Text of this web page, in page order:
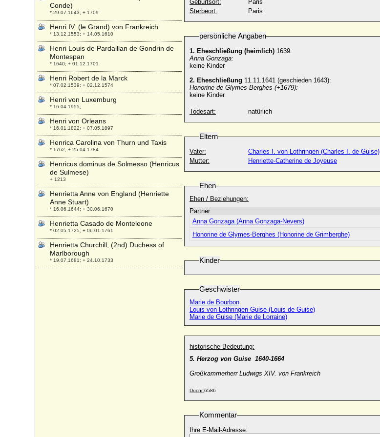
Geburtsort:
Paris
Sterbeort:
Paris
persönliche Angaben
1. Eheschließung (heimlich) 1639:
Anna Gonzaga:
keine Kinder
2. Eheschließung 11.11.1641 (geschieden 1643):
Honorine de Glymes-Berghes (+1679):
keine Kinder
Todesart: natürlich
Eltern
Vater:
Charles I. von Lothringen (Charles I. de Guise)
Mutter:
Henriette-Catherine de Joyeuse
Ehen
Ehen / Beziehungen:
Partner
Anna Gonzaga (Anna Gonzaga-Nevers)
Honorine de Glymes-Berghes (Honorine de Grimberghe)
Kinder
Geschwister
Marie de Bourbon
Louis von Lothringen-Guise (Louis de Guise)
Marie de Guise (Marie de Lorraine)
historische Bedeutung:
5. Herzog von Guise 1640-1664
Großkammerherr Ludwigs XIV. von Frankreich
Docnr:6586
Kommentar
Ihre E-Mail-Adresse:
Conde)
* 29.07.1643; + 1709
Henri IV. (le Grand) von Frankreich
* 13.12.1553; + 14.05.1610
Henri Louis de Pardaillan de Gondrin de
Montespan
* 1640; + 01.12.1701
Henri Robert de la Marck
* 07.02.1539; + 02.12.1574
Henri von Luxemburg
* 16.04.1955;
Henri von Orleans
* 16.01.1822; + 07.05.1897
Henrica Carolina von Thurn und Taxis
* 1762; + 25.04.1784
Henricus dominus de Solmesso (Henricus
de Sulmese)
+ 1213
Henrietta Anne von England (Henriette
Anne Stuart)
* 16.06.1644; + 30.06.1670
Henrietta Casado de Monteleone
* 02.05.1725; + 06.01.1761
Henrietta Churchill, (2nd) Duchess of
Marlborough
* 19.07.1681; + 24.10.1733